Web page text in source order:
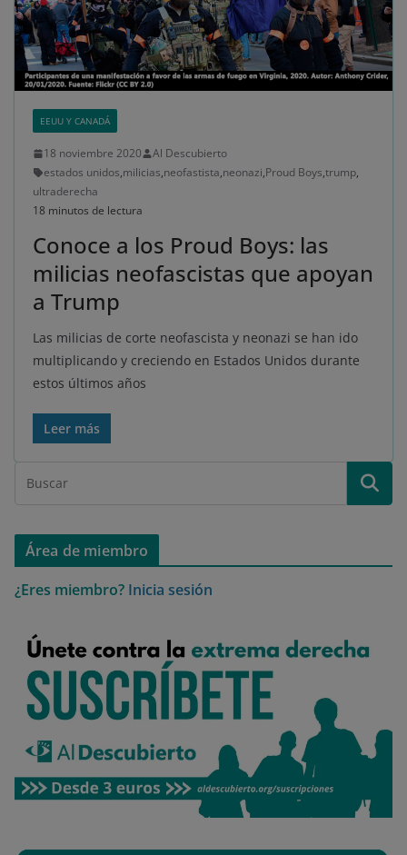
EEUU Y CANADÁ
18 noviembre 2020
Al Descubierto
estados unidos,milicias,neofastista,neonazi,Proud Boys,trump,
ultraderecha
18 minutos de lectura
Conoce a los Proud Boys: las
milicias neofascistas que apoyan
a Trump
Las milicias de corte neofascista y neonazi se han ido
multiplicando y creciendo en Estados Unidos durante
estos últimos años
Leer más
Área de miembro
¿Eres miembro? Inicia sesión